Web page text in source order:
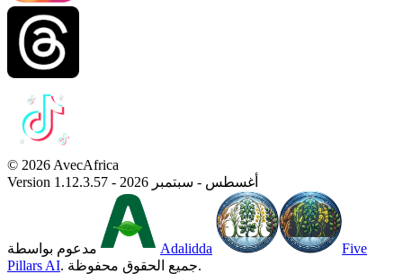
© 2026 AvecAfrica
Version 1.12.3.57 - أغسطس - سبتمبر 2026
مدعوم بواسطة Adalidda
Five
Pillars AI
. جميع الحقوق محفوظة.